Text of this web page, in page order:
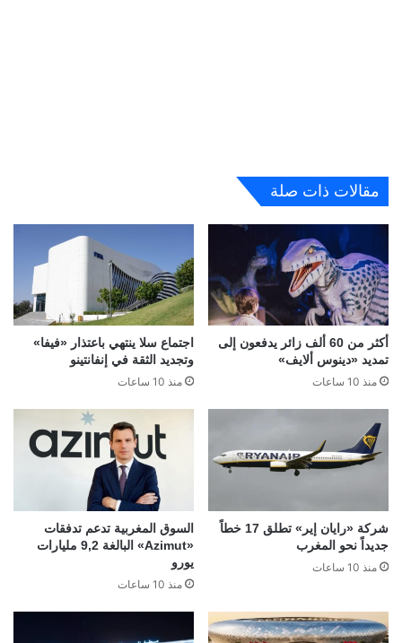
مقالات ذات صلة
أكثر من 60 ألف زائر يدفعون إلى
تمديد «دينوس ألايف»
منذ 10 ساعات
اجتماع سلا ينتهي باعتذار «فيفا»
وتجديد الثقة في إنفانتينو
منذ 10 ساعات
شركة «رايان إير» تطلق 17 خطاً
جديداً نحو المغرب
منذ 10 ساعات
السوق المغربية تدعم تدفقات
«Azimut» البالغة 9,2 مليارات
يورو
منذ 10 ساعات